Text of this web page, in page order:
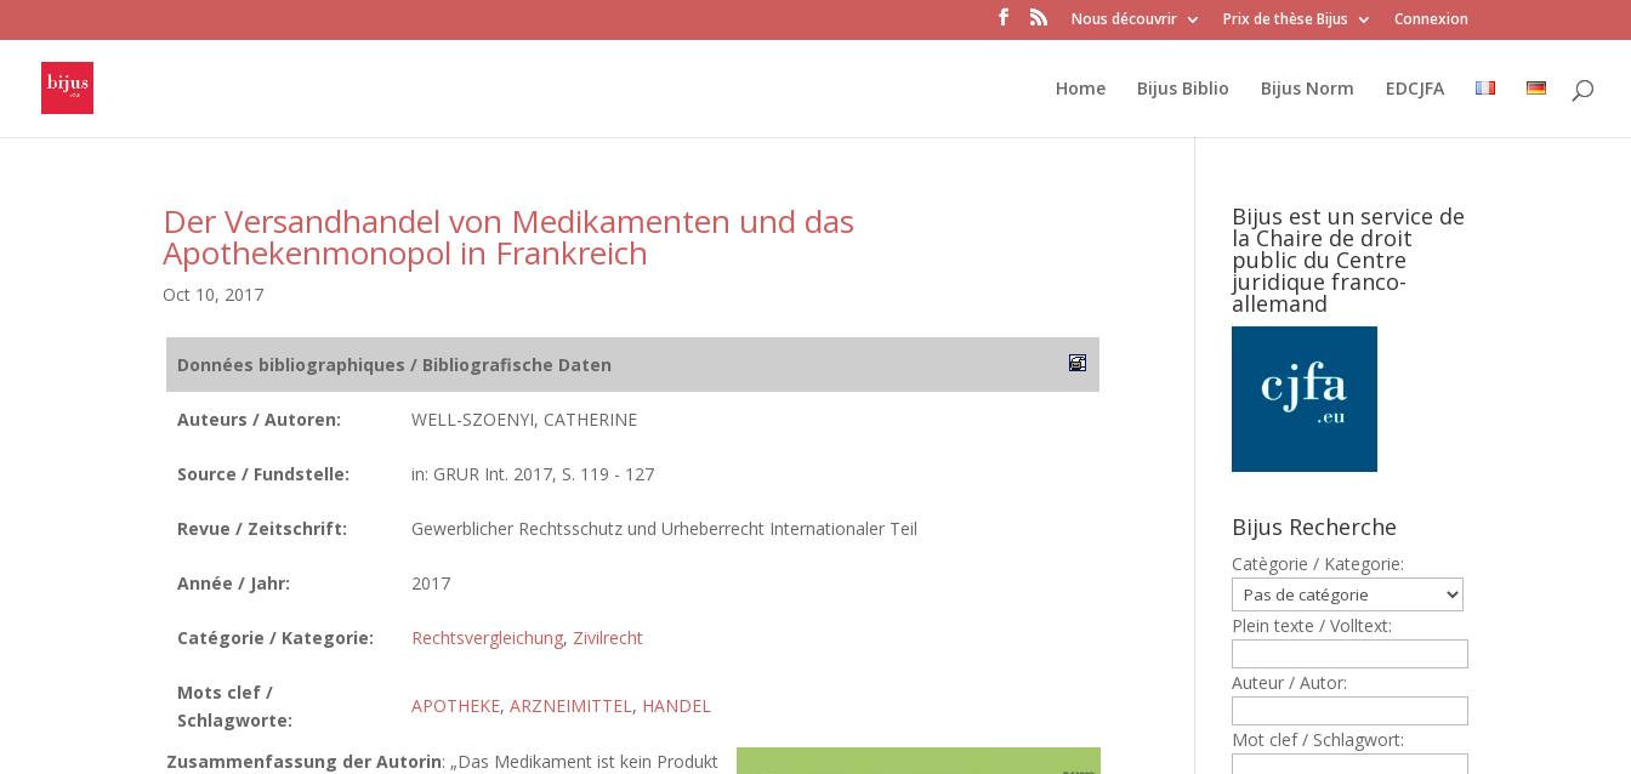
Nous découvrir Prix de thèse Bijus Connexion
Home Bijus Biblio Bijus Norm EDCJFA
Der Versandhandel von Medikamenten und das
Apothekenmonopol in Frankreich
Oct 10, 2017
Données bibliographiques / Bibliografische Daten
Auteurs / Autoren: WELL-SZOENYI, CATHERINE
Source / Fundstelle: in: GRUR Int. 2017, S. 119 - 127
Revue / Zeitschrift: Gewerblicher Rechtsschutz und Urheberrecht Internationaler Teil
Année / Jahr: 2017
Catégorie / Kategorie: Rechtsvergleichung, Zivilrecht
Mots clef /
Schlagworte:
APOTHEKE, ARZNEIMITTEL, HANDEL
Zusammenfassung der Autorin: „Das Medikament ist kein Produkt
Bijus est un service de
la Chaire de droit
public du Centre
juridique franco-
allemand
Bijus Recherche
Catègorie / Kategorie:
Plein texte / Volltext:
Auteur / Autor:
Mot clef / Schlagwort: